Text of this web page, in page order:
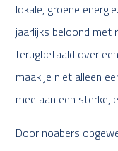
lokale, groene
jaarlijks beloond
terugbetaald over
maak je niet alleen
mee aan een sterke,
Door noabers